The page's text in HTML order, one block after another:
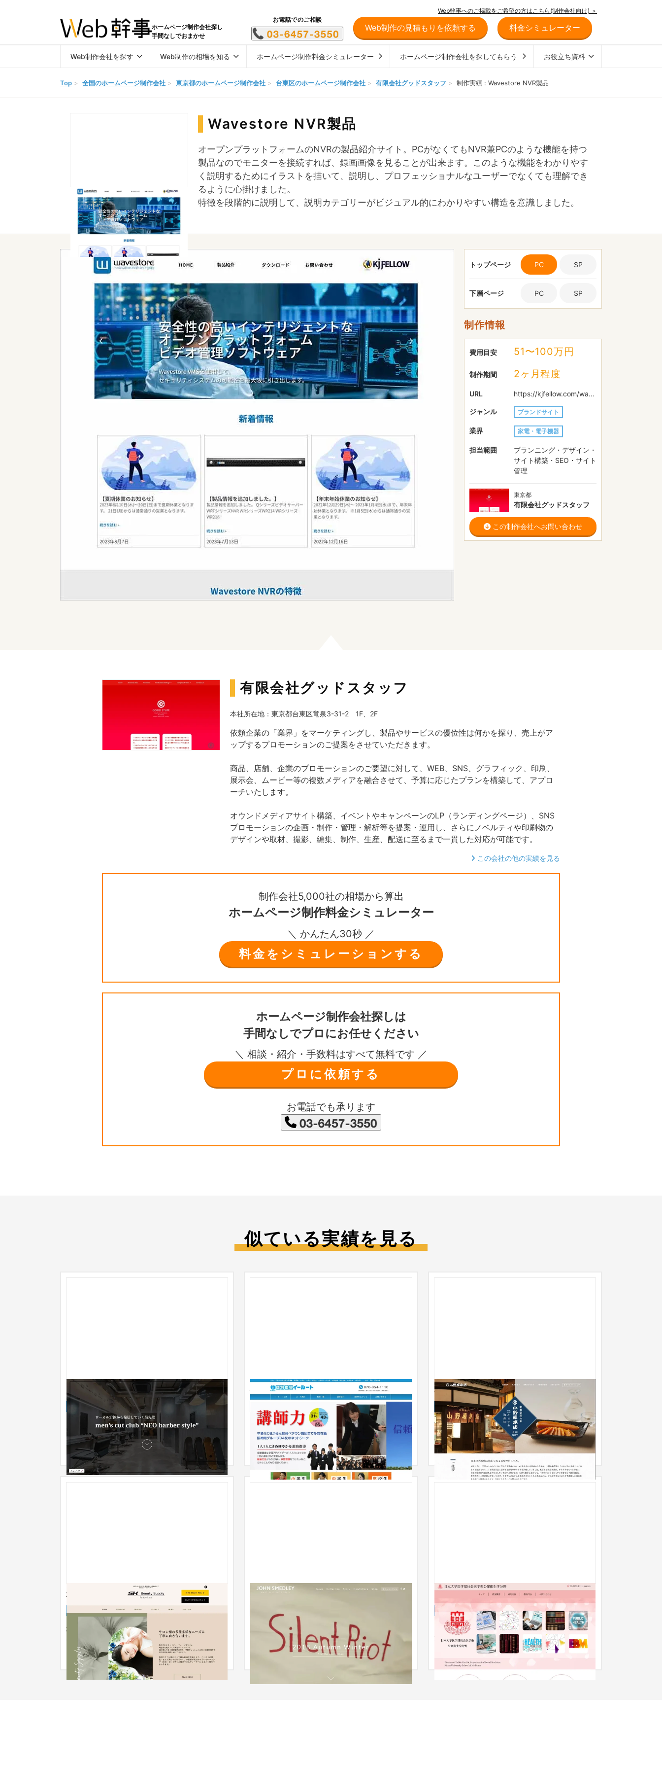
ホームページ制作会社探し
手間なしでおまかせ
Web幹事へのご掲載をご希望の方はこちら(制作会社向け) ＞
お電話でのご相談
Web制作の見積もりを依頼する 料金シミュレーター
Web制作会社を探す Web制作の相場を知る ホームページ制作料金シミュレーター ホームページ制作会社を探してもらう お役立ち資料
Top > 全国のホームページ制作会社 > 東京都のホームページ制作会社 > 台東区のホームページ制作会社 > 有限会社グッドスタッフ > 制作実績 : Wavestore NVR製品
Wavestore NVR製品
オープンプラットフォームのNVRの製品紹介サイト。PCがなくてもNVR兼PCのような機能を持つ
製品なのでモニターを接続すれば、録画画像を見ることが出来ます。このような機能をわかりやす
く説明するためにイラストを描いて、説明し、プロフェッショナルなユーザーでなくても理解でき
るように心掛けました。
特徴を段階的に説明して、説明カテゴリーがビジュアル的にわかりやすい構造を意識しました。
トップページ PC SP
下層ページ PC SP
制作情報
費用目安 51〜100万円
制作期間 2ヶ月程度
URL https://kjfellow.com/wavestore/
ジャンル ブランドサイト
業界 家電・電子機器
担当範囲
プランニング・デザイン・
サイト構築・SEO・サイト
管理
東京都
有限会社グッドスタッフ
この制作会社へお問い合わせ
有限会社グッドスタッフ
本社所在地：東京都台東区竜泉3-31-2 1F、2F
依頼企業の「業界」をマーケティングし、製品やサービスの優位性は何かを探り、売上がア
ップするプロモーションのご提案をさせていただきます。
商品、店舗、企業のプロモーションのご要望に対して、WEB、SNS、グラフィック、印刷、
展示会、ムービー等の複数メディアを融合させて、予算に応じたプランを構築して、アプロ
ーチいたします。
オウンドメディアサイト構築、イベントやキャンペーンのLP（ランディングページ）、SNS
プロモーションの企画・制作・管理・解析等を提案・運用し、さらにノベルティや印刷物の
デザインや取材、撮影、編集、制作、生産、配送に至るまで一貫した対応が可能です。
この会社の他の実績を見る
制作会社5,000社の相場から算出
ホームページ制作料金シミュレーター
＼ かんたん30秒 ／
料金をシミュレーションする
ホームページ制作会社探しは
手間なしでプロにお任せください
＼ 相談・紹介・手数料はすべて無料です ／
プロに依頼する
お電話でも承ります
似ている実績を見る
FM 明大前様 ブランドサイト
ブランドサイト 美容室・サロン
個別指導イールート
学習塾・予備校 51〜100万円
小野原本店
ブランドサイト 食品・飲料
長崎の老舗からすみ屋小野原本店様のWebサイトお
よびネットショップのリニューアルをお手伝いさせ
ていただきました。各種リサー...
株式会社エスケイビューティーサプライ
ブランドサイト 流通・小売 31〜50万円
埼玉県を拠点とした美容ディーラー「株式会社エス
ケイビューティーサプライ」様よりHP制作のご依頼
を頂きました。
JOHN SMEDLEY ブランドサイト 日本大学医学部社会医学系 公衆衛生学分野
ブランドサイト 大学・高校・専門学校 31〜50万円
リニューアルをでイメージを刷新し、研究分野や概
要についてわかりやすい構造にしました。